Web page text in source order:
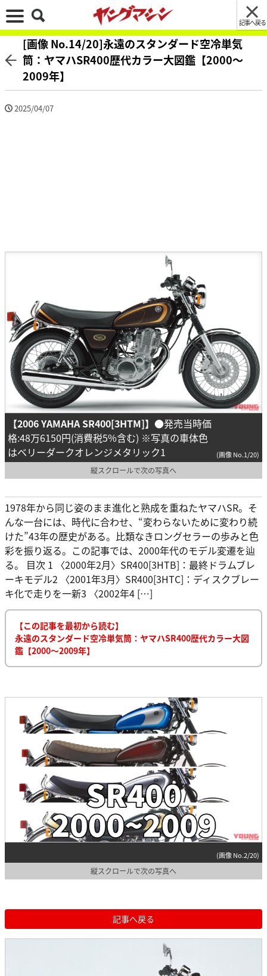
記事へ戻る
[画像 No.14/20]永遠のスタンダード空冷単気
筒：ヤマハSR400歴代カラー大図鑑【2000～
2009年】
2025/04/07
【2006 YAMAHA SR400[3HTM]】 ●発売当時価
格:48万6150円(消費税5%含む) ※写真の車体色
はベリーダークオレンジメタリック1
(画像 No.1/20)
縦スクロールで次の写真へ
1978年から同じ姿のまま進化と熟成を重ねたヤマハSR。そ
んな一台には、時代に合わせ、“変わらないために変わり続
けた”43年の歴史がある。比類なきロングセラーの歩みと色
彩を振り返る。この記事では、2000年代のモデル変遷を辿
る。 目次 1 〈2000年2月〉SR400[3HTB]：最終ドラムブレ
ーキモデル2 〈2001年3月〉SR400[3HTC]：ディスクブレー
キ化で走りを一新3 〈2002年4 […]
【この記事を最初から読む】
永遠のスタンダード空冷単気筒：ヤマハSR400歴代カラー大図
鑑【2000～2009年】
(画像 No.2/20)
縦スクロールで次の写真へ
記事へ戻る